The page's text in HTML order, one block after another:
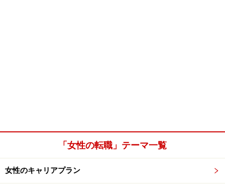
「女性の転職」テーマ一覧
女性のキャリアプラン